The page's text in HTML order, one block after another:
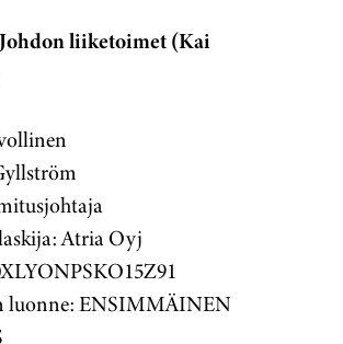
liiketoimet (Kai
Atria Oyj
luonne: ENSIMMÄINEN